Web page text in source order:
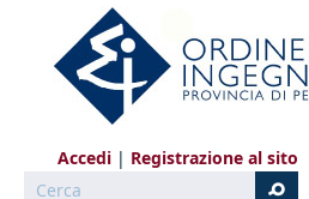
Salta al contenuto principale
Accedi
Registrazione al sito
Cerca